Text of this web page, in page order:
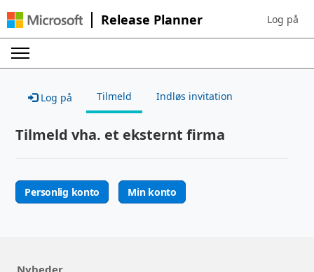
Release Planner Sign in to
Log på
Log på Tilmeld Indløs invitation
Tilmeld vha. et eksternt firma
Personlig konto Min konto
Nyheder